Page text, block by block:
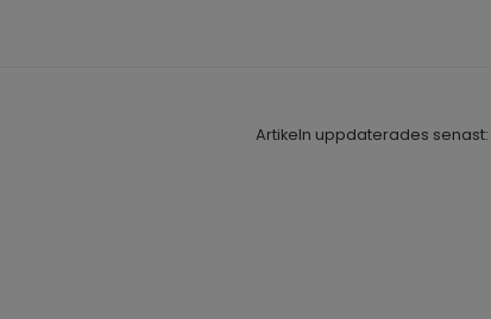
Artikeln uppdaterades senast: